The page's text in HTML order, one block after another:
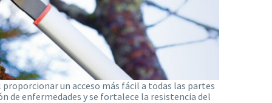
un acceso más fácil a todas las partes
de enfermedades y se fortalece la resistencia del